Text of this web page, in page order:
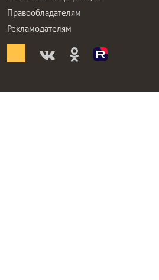
Правообладателям
Рекламодателям